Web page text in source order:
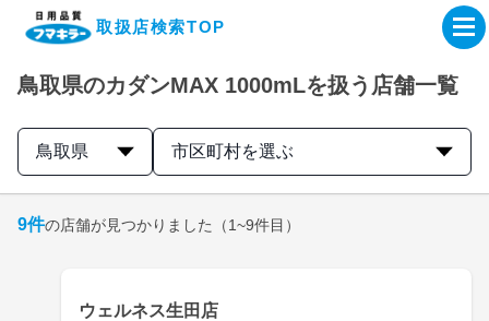
取扱店検索TOP
企業・IR情報サイト
製品情報サイト
オンラインショップ
鳥取県のカダンMAX 1000mLを扱う店舗一覧
鳥取県 市区町村を選ぶ
9件の店舗が見つかりました （1~9件目）
ウェルネス生田店